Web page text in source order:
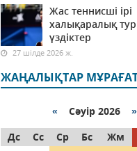
Жас теннисші ірі
халықаралық
үздіктер
27 шілде 2026 ж.
ЖАҢАЛЫҚТАР
« Сәуір 2026 »
Дс
Сс Ср Бс Жм